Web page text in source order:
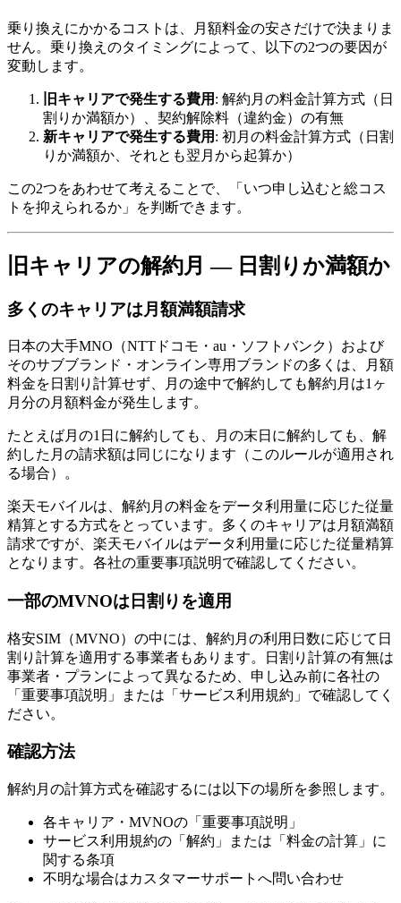
乗り換えにかかるコストは、月額料金の安さだけで決まりま
せん。乗り換えのタイミングによって、以下の2つの要因が
変動します。
旧キャリアで発生する費用 : 解約月の料金計算方式（日
割りか満額か）、契約解除料（違約金）の有無
新キャリアで発生する費用 : 初月の料金計算方式（日割
りか満額か、それとも翌月から起算か）
この2つをあわせて考えることで、「いつ申し込むと総コス
トを抑えられるか」を判断できます。
旧キャリアの解約月 — 日割りか満額か
多くのキャリアは月額満額請求
日本の大手MNO（NTTドコモ・au・ソフトバンク）および
そのサブブランド・オンライン専用ブランドの多くは、月額
料金を日割り計算せず、月の途中で解約しても解約月は1ヶ
月分の月額料金が発生します。
たとえば月の1日に解約しても、月の末日に解約しても、解
約した月の請求額は同じになります（このルールが適用され
る場合）。
楽天モバイルは、解約月の料金をデータ利用量に応じた従量
精算とする方式をとっています。多くのキャリアは月額満額
請求ですが、楽天モバイルはデータ利用量に応じた従量精算
となります。各社の重要事項説明で確認してください。
一部のMVNOは日割りを適用
格安SIM（MVNO）の中には、解約月の利用日数に応じて日
割り計算を適用する事業者もあります。日割り計算の有無は
事業者・プランによって異なるため、申し込み前に各社の
「重要事項説明」または「サービス利用規約」で確認してく
ださい。
確認方法
解約月の計算方式を確認するには以下の場所を参照します。
各キャリア・MVNOの「重要事項説明」
サービス利用規約の「解約」または「料金の計算」に
関する条項
不明な場合はカスタマーサポートへ問い合わせ